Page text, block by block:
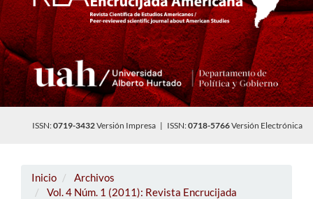
ISSN:0719-3432Versión Impresa | ISSN:0718-5766Versión Electrónica
Inicio
Archivos
Vol. 4 Núm. 1 (2011): Revista Encrucijada